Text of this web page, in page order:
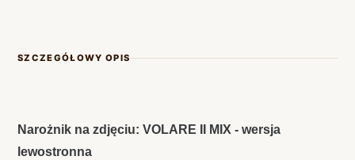
SZCZEGÓŁOWY OPIS
Narożnik na zdjęciu: VOLARE II MIX - wersja
lewostronna